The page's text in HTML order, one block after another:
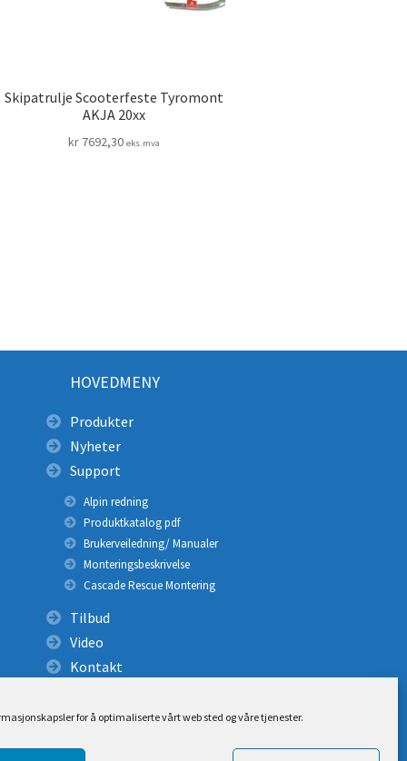
for å optimaliserte vårt web sted og våre tjenester.
Skipatrulje Scooterfeste Tyromont
AKJA 20xx
kr7692,30 eks.mva
HOVEDMENY
Produkter
Nyheter
Support
Alpin redning
Produktkatalog pdf
Brukerveiledning/ Manualer
Monteringsbeskrivelse
Cascade Rescue Montering
Tilbud
Video
Kontakt